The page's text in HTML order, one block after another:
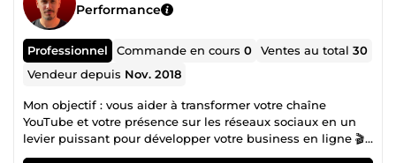
Performance
Professionnel Commande en cours0 Ventes au total30
Vendeur depuis Nov. 2018
Mon objectif : vous aider à transformer votre chaîne
YouTube et votre présence sur les réseaux sociaux en un
levier puissant pour développer votre business en ligne 🎬
POURQUOI ME CHOISIR ? ✅ + de 15 ans d’expérience dans